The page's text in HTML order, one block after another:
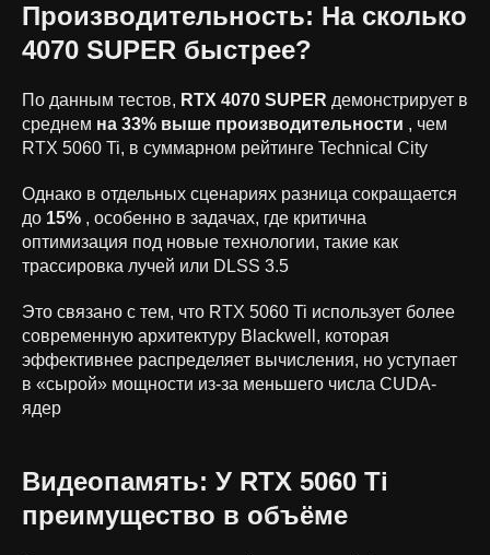
Производительность: На сколько
4070 SUPER быстрее?
По данным тестов, RTX 4070 SUPER демонстрирует в
среднем на 33% выше производительности , чем
RTX 5060 Ti, в суммарном рейтинге Technical City
Однако в отдельных сценариях разница сокращается
до 15% , особенно в задачах, где критична
оптимизация под новые технологии, такие как
трассировка лучей или DLSS 3.5
Это связано с тем, что RTX 5060 Ti использует более
современную архитектуру Blackwell, которая
эффективнее распределяет вычисления, но уступает
в «сырой» мощности из-за меньшего числа CUDA-
ядер
Видеопамять: У RTX 5060 Ti
преимущество в объёме